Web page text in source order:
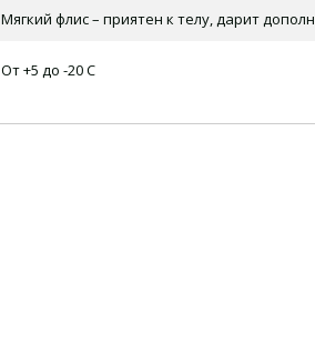
Мягкий флис – приятен к телу, дарит
От +5 до -20 С